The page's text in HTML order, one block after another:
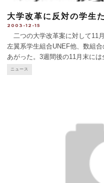
大学改革に反対の学生
2003-12-15
二つの大学改革案に対して11
左翼系学生組合UNEF他、数組
あがった。3週間後の11月末に
及、11月27日に全国デモ。リヨ
ニュース